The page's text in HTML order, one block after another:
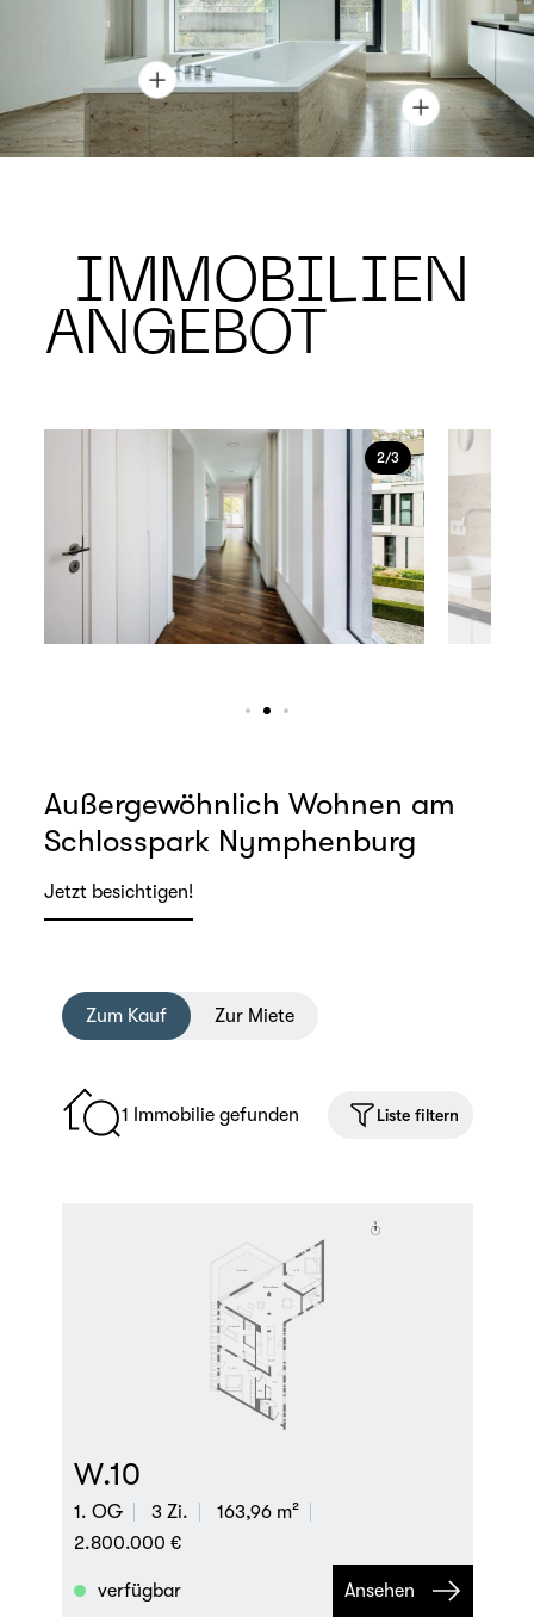
IMMOBILIEN
ANGEBOT
2/3
Außergewöhnlich Wohnen am
Schlosspark Nymphenburg
Jetzt besichtigen!
Zum Kauf Zur Miete
1 Immobilie gefunden Liste filtern
W.10
1. OG 3 Zi.
163,96 m²
2.800.000 €
verfügbar Ansehen